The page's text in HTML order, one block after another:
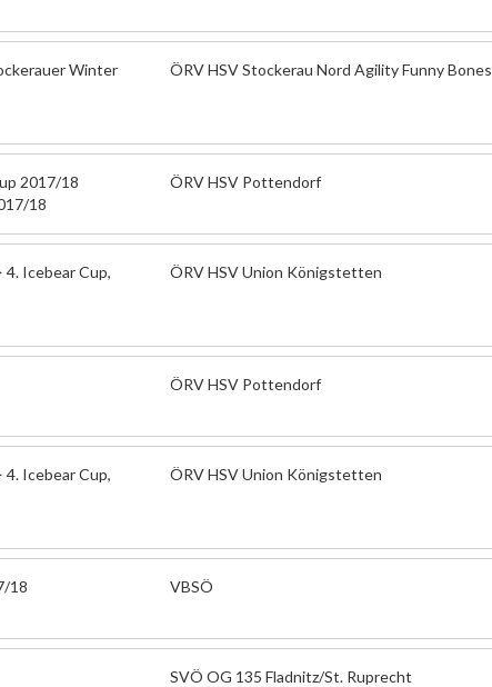
Winter
ÖRV HSV Stockerau Nord Agility Funny Bones
2017/18
18
ÖRV HSV Pottendorf
Icebear Cup,
ÖRV HSV Union Königstetten
ÖRV HSV Pottendorf
Icebear Cup,
ÖRV HSV Union Königstetten
18
VBSÖ
SVÖ OG 135 Fladnitz/St. Ruprecht